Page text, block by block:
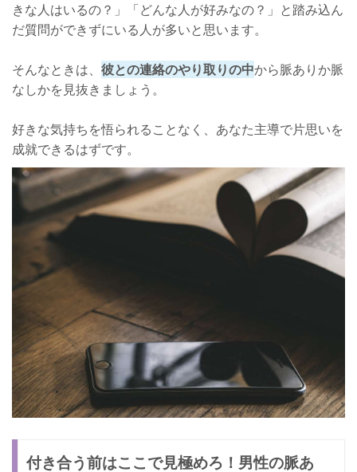
きな人はいるの？」「どんな人が好みなの？」と踏み込ん
だ質問ができずにいる人が多いと思います。
そんなときは、 彼との連絡のやり取りの中から脈ありか脈
なしかを見抜きましょう。
好きな気持ちを悟られることなく、あなた主導で片思いを
成就できるはずです。
付き合う前はここで見極めろ！男性の脈あ